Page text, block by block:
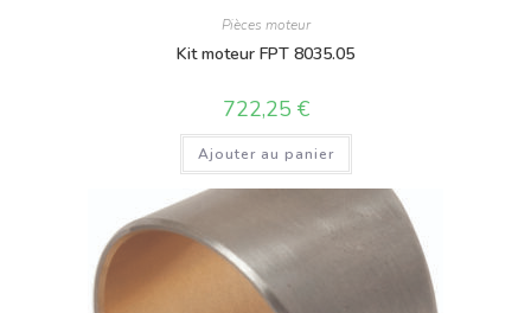
Pièces moteur
Kit moteur FPT 8035.05
722,25 €
Ajouter au panier